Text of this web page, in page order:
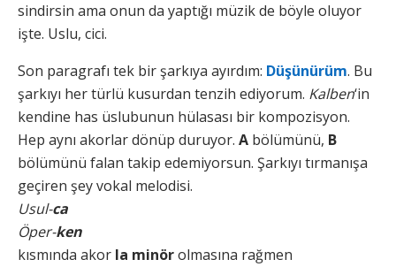
sindirsin ama onun da yaptığı müzik de böyle oluyor
işte. Uslu, cici.
Son paragrafı tek bir şarkıya ayırdım: Düşünürüm. Bu
şarkıyı her türlü kusurdan tenzih ediyorum. Kalben‘in
kendine has üslubunun hülasası bir kompozisyon.
Hep aynı akorlar dönüp duruyor. A bölümünü, B
bölümünü falan takip edemiyorsun. Şarkıyı tırmanışa
geçiren şey vokal melodisi.
Usul-ca
Öper-ken
kısmında akor la minörolmasına rağmen